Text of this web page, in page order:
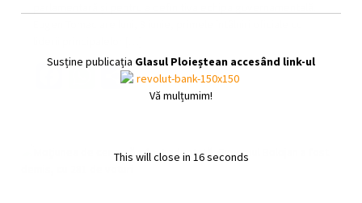
Facebook
WhatsApp
Partajează
Susține publicația Glasul Ploieștean accesând link-ul
Vă mulțumim!
This will close in 15seconds